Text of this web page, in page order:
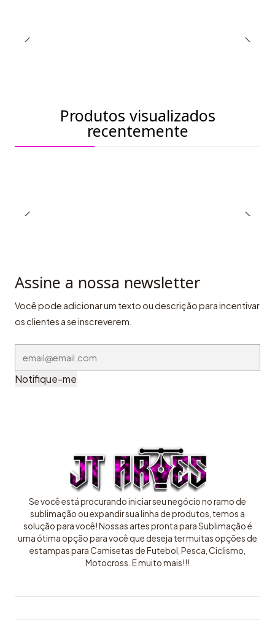
Produtos visualizados
recentemente
Assine a nossa newsletter
Você pode adicionar um texto ou descrição para incentivar
os clientes a se inscreverem.
Notifique-me
Se você está procurando iniciar seu negócio no ramo de
sublimação ou expandir sua linha de produtos, temos a
solução para você! Nossas artes pronta para Sublimação é
uma ótima opção para você que deseja ter muitas opções de
estampas para Camisetas de Futebol, Pesca, Ciclismo,
Motocross. E muito mais!!!